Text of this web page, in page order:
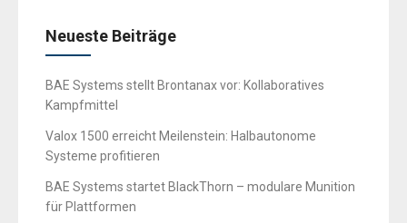
Neueste Beiträge
BAE Systems stellt Brontanax vor: Kollaboratives
Kampfmittel
Valox 1500 erreicht Meilenstein: Halbautonome
Systeme profitieren
BAE Systems startet BlackThorn – modulare Munition
für Plattformen